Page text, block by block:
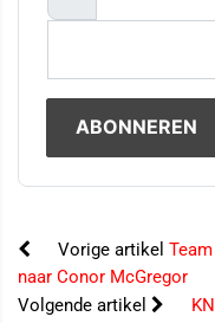
Vorige artikel
naar Conor McGregor
Volgende artikel